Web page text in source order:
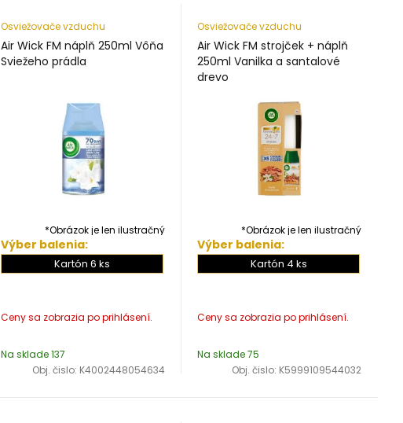
Osviežovače vzduchu
Air Wick FM náplň 250ml Vôňa
Sviežeho prádla
*Obrázok je len ilustračný
Výber balenia:
Kartón 6 ks
Na sklade 137
Obj. čislo: K4002448054634
Osviežovače vzduchu
Air Wick FM strojček + náplň
250ml Vanilka a santalové
drevo
*Obrázok je len ilustračný
Výber balenia:
Kartón 4 ks
Na sklade 75
Obj. čislo: K5999109544032